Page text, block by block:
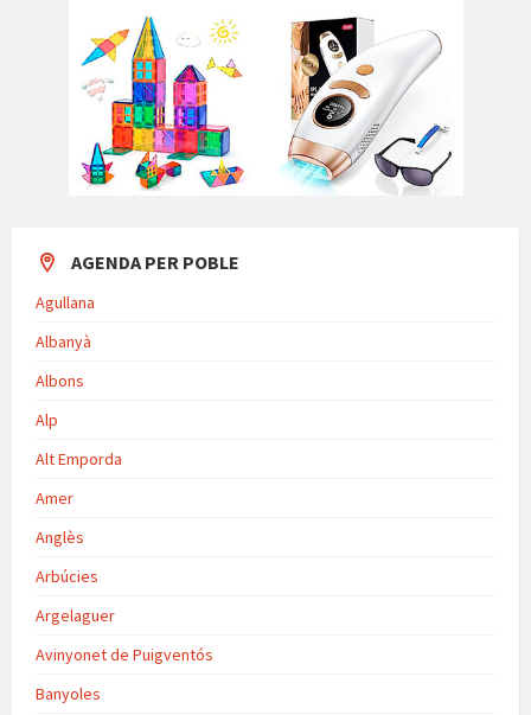
AGENDA PER POBLE
Agullana
Albanyà
Albons
Alp
Alt Emporda
Amer
Anglès
Arbúcies
Argelaguer
Avinyonet de Puigventós
Banyoles